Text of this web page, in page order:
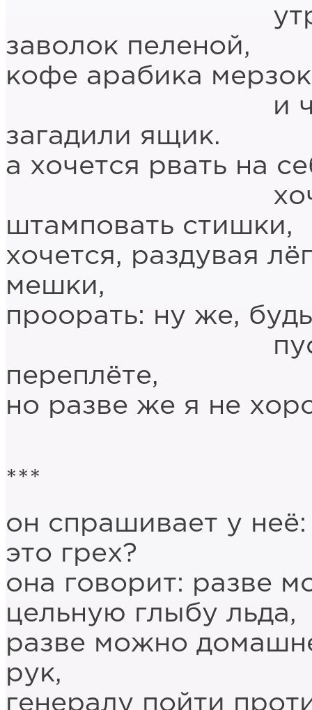
утренний
заволок пеленой,
кофе арабика
и чёртовы
загадили ящик.
а хочется рвать на
хочется
штамповать стишки,
хочется, раздувая
мешки,
проорать: ну же,
пусть я
переплёте,
но разве же я не
***
он спрашивает у
это грех?
она говорит: разве
цельную глыбу льда,
разве можно
рук,
генералу пойти